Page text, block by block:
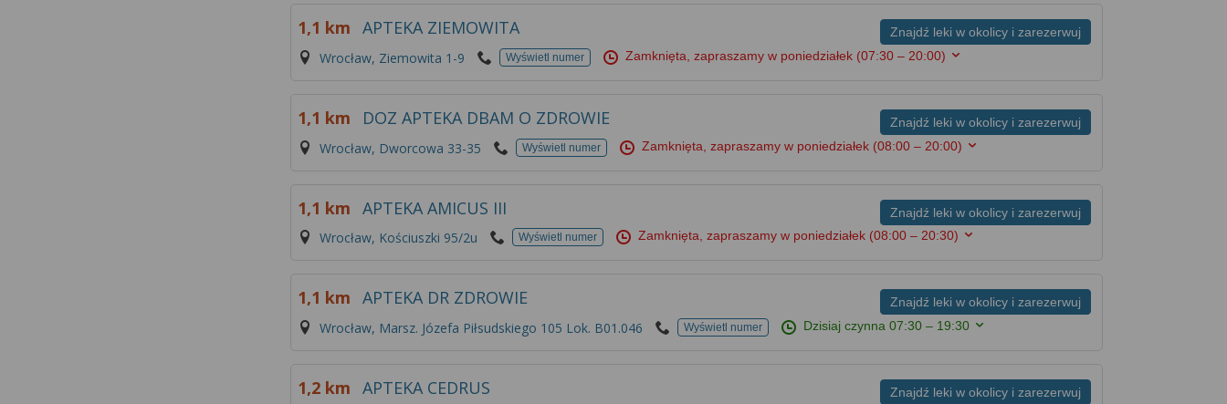
Znajdź leki w okolicy i zarezerwuj
1,1 km APTEKA ZIEMOWITA
Wrocław, Ziemowita 1-9 Wyświetl numer Zamknięta, zapraszamy w poniedziałek (07:30 – 20:00)
Znajdź leki w okolicy i zarezerwuj
1,1 km DOZ APTEKA DBAM O ZDROWIE
Wrocław, Dworcowa 33-35 Wyświetl numer Zamknięta, zapraszamy w poniedziałek (08:00 – 20:00)
Znajdź leki w okolicy i zarezerwuj
1,1 km APTEKA AMICUS III
Wrocław, Kościuszki 95/2u Wyświetl numer Zamknięta, zapraszamy w poniedziałek (08:00 – 20:30)
Znajdź leki w okolicy i zarezerwuj
1,1 km APTEKA DR ZDROWIE
Wrocław, Marsz. Józefa Piłsudskiego 105 Lok. B01.046 Wyświetl numer Dzisiaj czynna07:30 – 19:30
Znajdź leki w okolicy i zarezerwuj
1,2 km APTEKA CEDRUS